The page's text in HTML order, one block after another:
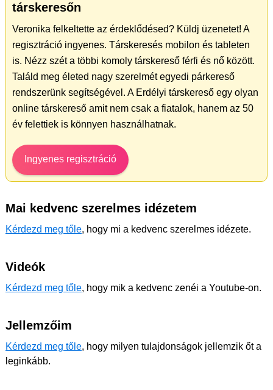
társkeresőn
Veronika felkeltette az érdeklődésed? Küldj üzenetet! A
regisztráció ingyenes. Társkeresés mobilon és tableten
is. Nézz szét a többi komoly társkereső férfi és nő között.
Találd meg életed nagy szerelmét egyedi párkereső
rendszerünk segítségével. A Erdélyi társkereső egy olyan
online társkereső amit nem csak a fiatalok, hanem az 50
év felettiek is könnyen használhatnak.
Ingyenes regisztráció
Mai kedvenc szerelmes idézetem
Kérdezd meg tőle, hogy mi a kedvenc szerelmes idézete.
Videók
Kérdezd meg tőle, hogy mik a kedvenc zenéi a Youtube-on.
Jellemzőim
Kérdezd meg tőle, hogy milyen tulajdonságok jellemzik őt a
leginkább.